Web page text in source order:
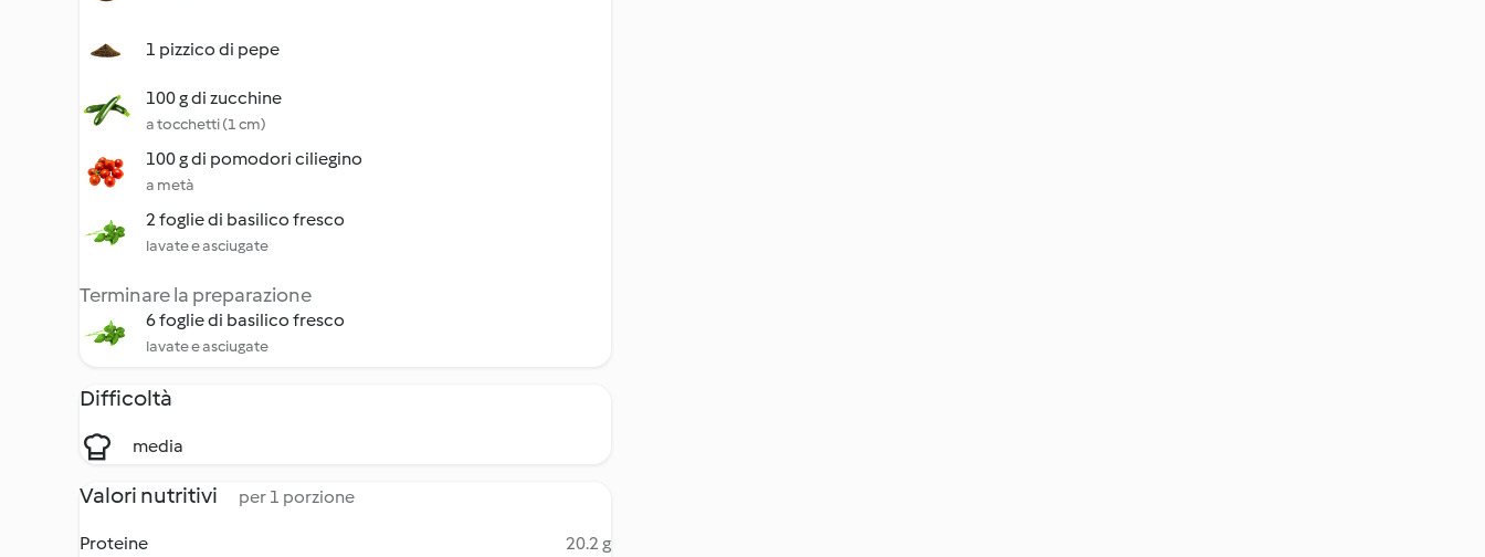
1 pizzico di pepe
100 g di zucchine
a tocchetti (1 cm)
100 g di pomodori ciliegino
a metà
2 foglie di basilico fresco
lavate e asciugate
Terminare la preparazione
6 foglie di basilico fresco
lavate e asciugate
Difficoltà
media
Valori nutritivi per 1 porzione
Proteine
20.2 g